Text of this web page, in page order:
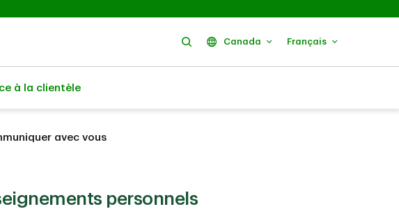
Rechercher
Canada Français
à la clientèle
avec vous
personnels